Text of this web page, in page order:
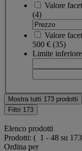
Valore facet
(4)
Valore facet
500 € (35)
Limite inferiore
Mostra tutti 173 prodotti
Filtri 173
Elenco prodotti
Prodotti: ( 1 - 48 su
Ordina per